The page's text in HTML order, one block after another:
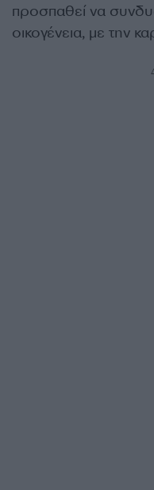
προσπαθεί να
οικογένεια, με την